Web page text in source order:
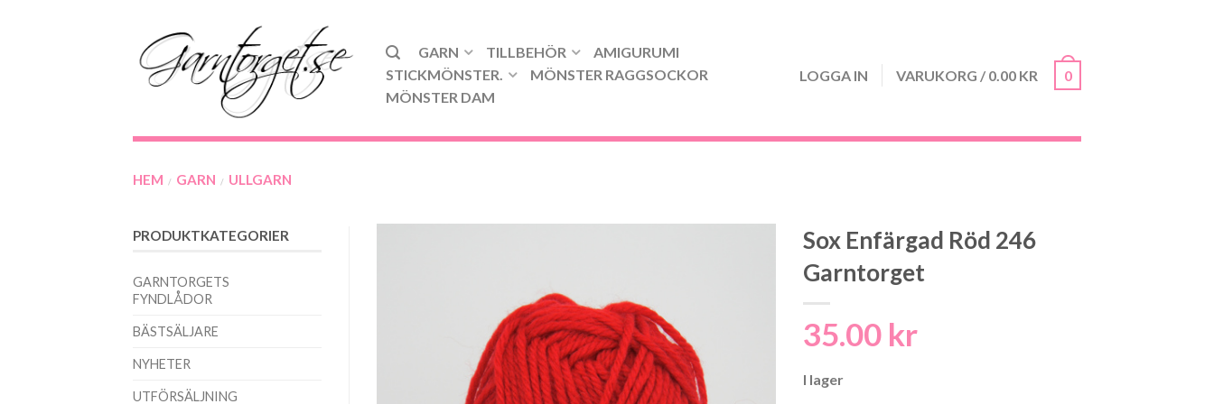
GARN TILLBEHÖR
AMIGURUMI
STICKMÖNSTER.
MÖNSTER RAGGSOCKOR
MÖNSTER DAM
LOGGA IN VARUKORG / 0.00 KR 0
HEM / GARN / ULLGARN
PRODUKTKATEGORIER
GARNTORGETS
FYNDLÅDOR
BÄSTSÄLJARE
NYHETER
UTFÖRSÄLJNING
Sox Enfärgad Röd 246
Garntorget
35.00 kr
I lager